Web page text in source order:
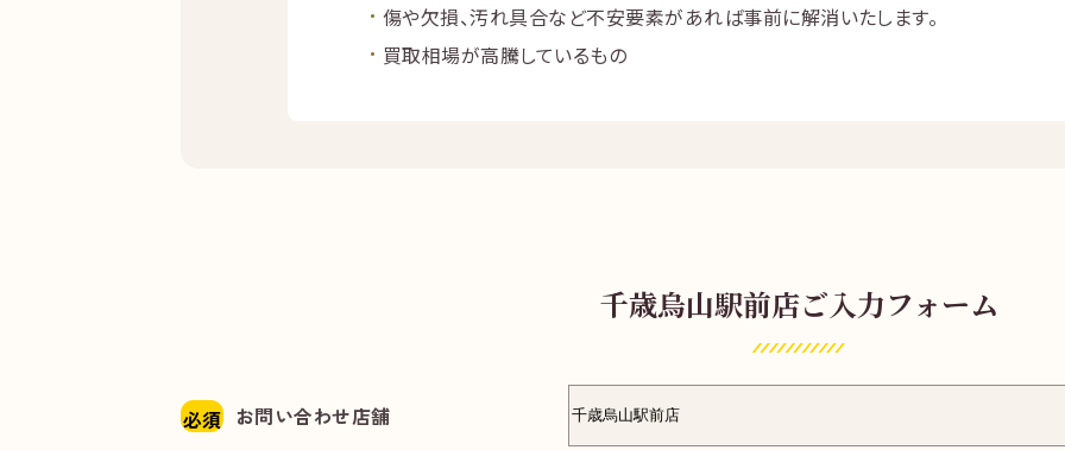
傷や欠損、汚れ具合など不安要素があれば事前に解消いたします。
買取相場が高騰しているもの
千歳烏山駅前店ご入力フォーム
必須 お問い合わせ店舗